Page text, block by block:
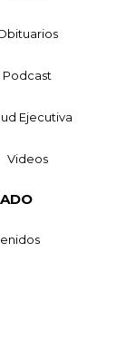
Podcast
Ejecutiva
Videos